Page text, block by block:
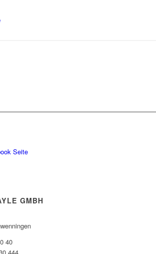
Seite
GMBH
40